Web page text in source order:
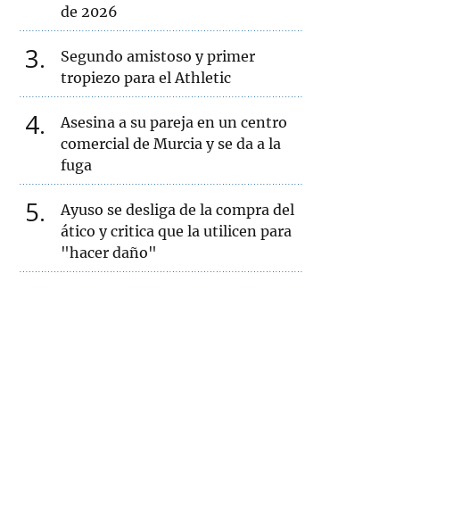
de 2026
3
Segundo amistoso y primer
tropiezo para el Athletic
4
Asesina a su pareja en un centro
comercial de Murcia y se da a la
fuga
5
Ayuso se desliga de la compra del
ático y critica que la utilicen para
"hacer daño"